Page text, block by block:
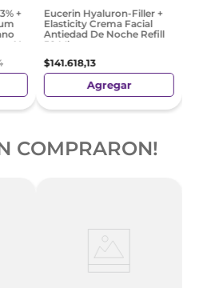
+
Y
Eucerin Hyaluron-Filler +
Elasticity Crema Facial
Antiedad De Noche Refill
50 Ml
$141.618,13
Agregar
COMPRARON!